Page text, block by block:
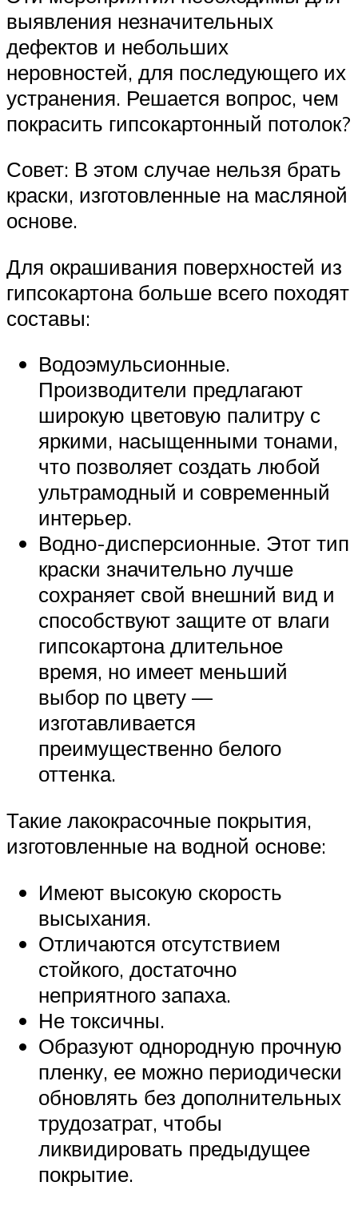
выявления незначительных
дефектов и небольших
неровностей, для последующего их
устранения. Решается вопрос, чем
покрасить гипсокартонный потолок?
Совет: В этом случае нельзя брать
краски, изготовленные на масляной
основе.
Для окрашивания поверхностей из
гипсокартона больше всего походят
составы:
Водоэмульсионные.
Производители предлагают
широкую цветовую палитру с
яркими, насыщенными тонами,
что позволяет создать любой
ультрамодный и современный
интерьер.
Водно-дисперсионные. Этот тип
краски значительно лучше
сохраняет свой внешний вид и
способствуют защите от влаги
гипсокартона длительное
время, но имеет меньший
выбор по цвету —
изготавливается
преимущественно белого
оттенка.
Такие лакокрасочные покрытия,
изготовленные на водной основе:
Имеют высокую скорость
высыхания.
Отличаются отсутствием
стойкого, достаточно
неприятного запаха.
Не токсичны.
Образуют однородную прочную
пленку, ее можно периодически
обновлять без дополнительных
трудозатрат, чтобы
ликвидировать предыдущее
покрытие.